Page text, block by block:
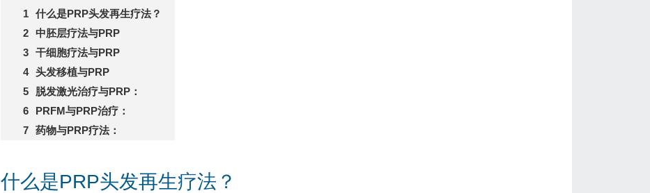
什么是PRP头发再生疗法？
中胚层疗法与PRP
干细胞疗法与PRP
头发移植与PRP
脱发激光治疗与PRP：
PRFM与PRP治疗：
药物与PRP疗法：
什么是PRP头发再生疗法？